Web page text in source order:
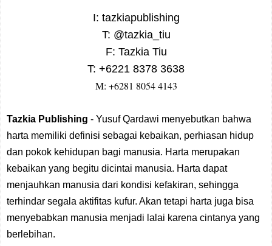
I: tazkiapublishing
T: @tazkia_tiu
F: Tazkia Tiu
T: +6221 8378 3638
M: +6281 8054 4143
Tazkia Publishing - Yusuf Qardawi menyebutkan bahwa
harta memiliki definisi sebagai kebaikan, perhiasan hidup
dan pokok kehidupan bagi manusia. Harta merupakan
kebaikan yang begitu dicintai manusia. Harta dapat
menjauhkan manusia dari kondisi kefakiran, sehingga
terhindar segala aktifitas kufur. Akan tetapi harta juga bisa
menyebabkan manusia menjadi lalai karena cintanya yang
berlebihan.